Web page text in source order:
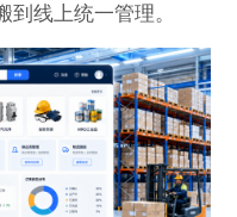
线上统一管理。